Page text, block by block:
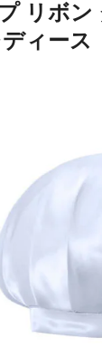
リボン
ィース